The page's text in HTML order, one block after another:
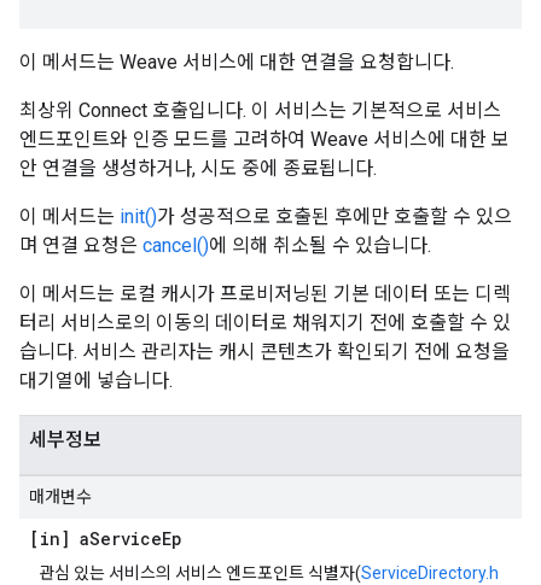
이 메서드는 Weave 서비스에 대한 연결을 요청합니다.
최상위 Connect 호출입니다. 이 서비스는 기본적으로 서비스
엔드포인트와 인증 모드를 고려하여 Weave 서비스에 대한 보
안 연결을 생성하거나, 시도 중에 종료됩니다.
이 메서드는 init()가 성공적으로 호출된 후에만 호출할 수 있으
며 연결 요청은 cancel()에 의해 취소될 수 있습니다.
이 메서드는 로컬 캐시가 프로비저닝된 기본 데이터 또는 디렉
터리 서비스로의 이동의 데이터로 채워지기 전에 호출할 수 있
습니다. 서비스 관리자는 캐시 콘텐츠가 확인되기 전에 요청을
대기열에 넣습니다.
세부정보
매개변수
[in] aServiceEp
관심 있는 서비스의 서비스 엔드포인트 식별자(ServiceDirectory.h